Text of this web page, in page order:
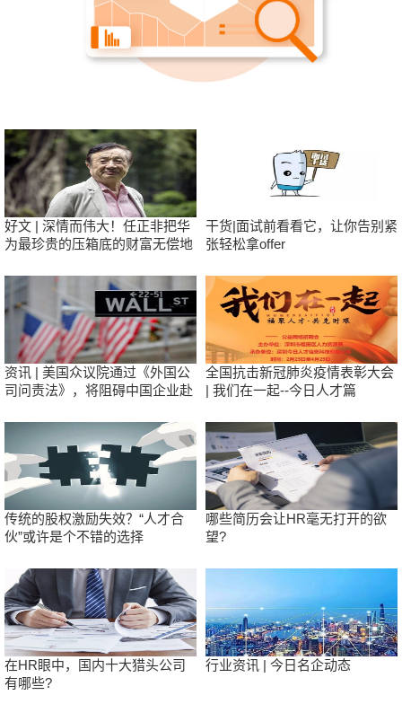
好文 | 深情而伟大！任正非把华
为最珍贵的压箱底的财富无偿地
干货|面试前看看它，让你告别紧
张轻松拿offer
资讯 | 美国众议院通过《外国公
司问责法》，将阻碍中国企业赴
全国抗击新冠肺炎疫情表彰大会
| 我们在一起--今日人才篇
传统的股权激励失效？“人才合
伙”或许是个不错的选择
哪些简历会让HR毫无打开的欲
望?
在HR眼中，国内十大猎头公司
有哪些?
行业资讯 | 今日名企动态